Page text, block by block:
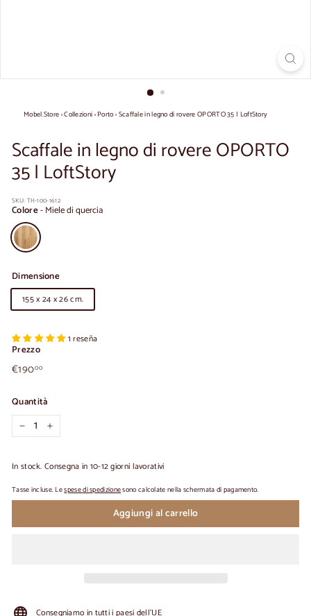
Mobel.Store›Collezioni›Porto›Scaffale in legno di rovere OPORTO 35 | LoftStory
Scaffale in legno di rovere OPORTO
35 | LoftStory
SKU: TH-100-1612
Colore-Miele di quercia
Dimensione
155 x 24 x 26 cm.
1 reseña
Prezzo
Prezzo
normale
€19000€190,00
Quantità
+
In stock. Consegna in 10-12 giorni lavorativi
Tasse incluse. Lespese di spedizionesono calcolate nella schermata di pagamento.
Aggiungi al carrello
Consegniamo in tutti i paesi dell'UE